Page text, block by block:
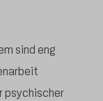
sind eng
psychischer